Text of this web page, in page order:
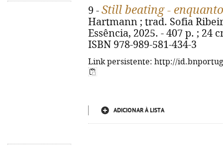
9 - Still beating -
Hartmann ; trad. Sofia
Essência, 2025. - 407 p. ; 24
ISBN 978-989-581-434-3
Link persistente: http://
ADICIONAR À LISTA